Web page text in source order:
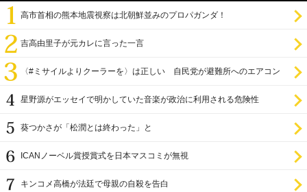
高市首相の熊本地震視察は北朝鮮並みのプロパガンダ！
吉高由里子が元カレに言った一言
〈#ミサイルよりクーラーを〉は正しい 自民党が避難所へのエアコン
星野源がエッセイで明かしていた音楽が政治に利用される危険性
葵つかさが「松潤とは終わった」と
ICANノーベル賞授賞式を日本マスコミが無視
キンコメ高橋が法廷で母親の自殺を告白